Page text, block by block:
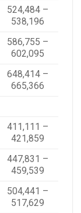
524,484 –
538,196
586,755 –
602,095
648,414 –
665,366
411,111 –
421,859
447,831 –
459,539
504,441 –
517,629